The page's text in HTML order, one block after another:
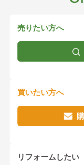
売りたい方へ
買いたい方へ
リフォームしたい